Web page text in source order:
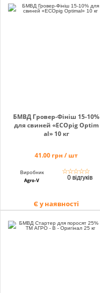
БМВД Гровер-Фініш 15-10%
для свиней «EСОpig Optim
al» 10 кг
41.00 грн / шт
Виробник
Agro-V
☆☆☆☆☆
0 відгуків
Є у наявності